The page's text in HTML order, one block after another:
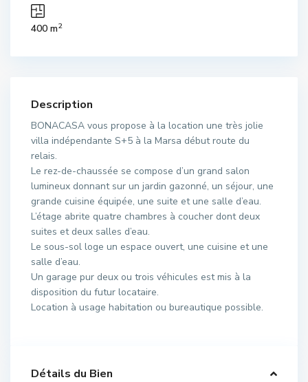
400 m2
Description
BONACASA vous propose à la location une très jolie
villa indépendante S+5 à la Marsa début route du
relais.
Le rez-de-chaussée se compose d’un grand salon
lumineux donnant sur un jardin gazonné, un séjour, une
grande cuisine équipée, une suite et une salle d’eau.
L’étage abrite quatre chambres à coucher dont deux
suites et deux salles d’eau.
Le sous-sol loge un espace ouvert, une cuisine et une
salle d’eau.
Un garage pur deux ou trois véhicules est mis à la
disposition du futur locataire.
Location à usage habitation ou bureautique possible.
Détails du Bien